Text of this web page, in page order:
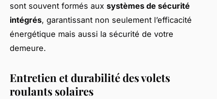
sont souvent formés aux systèmes de sécurité
intégrés, garantissant non seulement l’efficacité
énergétique mais aussi la sécurité de votre
demeure.
Entretien et durabilité des volets
roulants solaires